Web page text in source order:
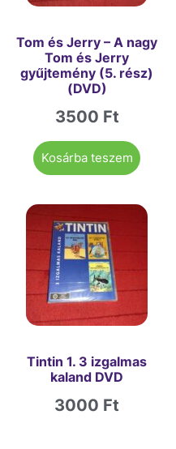
Tom és Jerry – A nagy
Tom és Jerry
gyűjtemény (5. rész)
(DVD)
3500 Ft
Kosárba teszem
Tintin 1. 3 izgalmas
kaland DVD
3000 Ft